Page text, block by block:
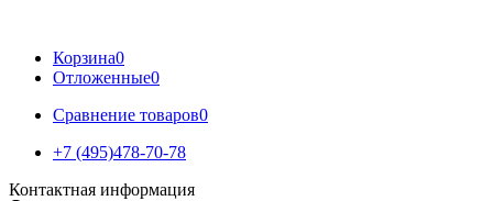
Корзина0
Отложенные0
Сравнение товаров0
+7 (495)478-70-78
Контактная информация